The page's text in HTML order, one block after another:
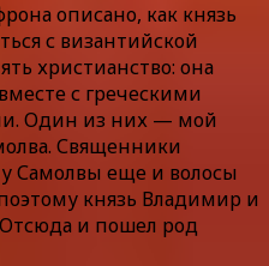
описано, как князь
с византийской
христианство: она
с греческими
Один из них — мой
Священники
у Самолвы еще и волосы
князь Владимир и
и пошел род